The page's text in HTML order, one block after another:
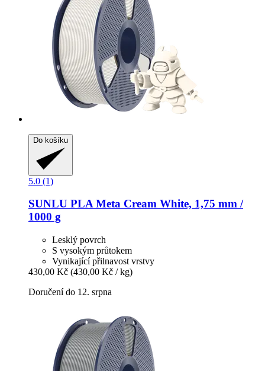
Do košíku
5.0 (1)
SUNLU PLA Meta Cream White, 1,75 mm /
1000 g
Lesklý povrch
S vysokým průtokem
Vynikající přilnavost vrstvy
430,00 Kč (430,00 Kč / kg)
Doručení do 12. srpna